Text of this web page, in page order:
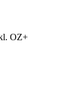
OZ+